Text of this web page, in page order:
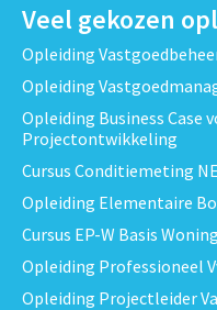
Veel gekozen
Opleiding
Opleiding
Opleiding Business Case
Projectontwikkeling
Cursus Conditiemeting
Opleiding Elementaire
Cursus EP-W Basis
Opleiding Professioneel
Opleiding Projectleider